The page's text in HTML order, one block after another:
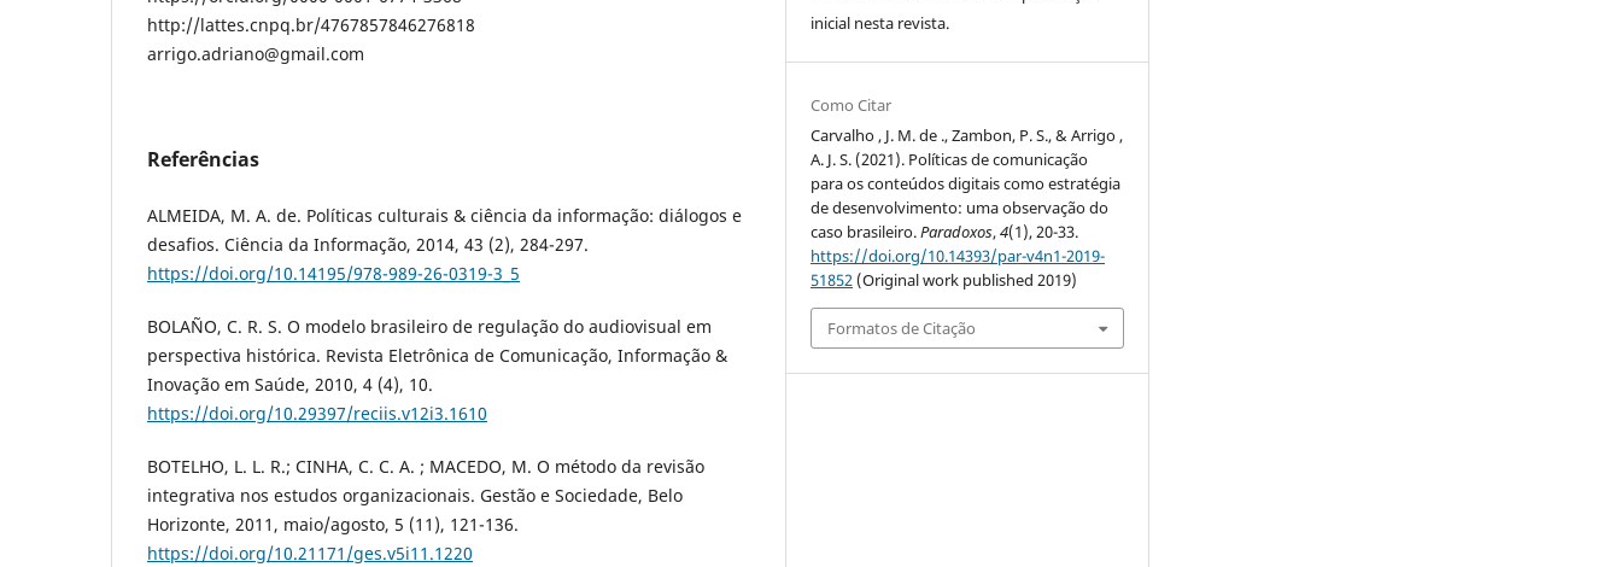
http://lattes.cnpq.br/4767857846276818
arrigo.adriano@gmail.com
Referências
ALMEIDA, M. A. de. Políticas culturais & ciência da informação: diálogos e
desafios. Ciência da Informação, 2014, 43 (2), 284-297.
https://doi.org/10.14195/978-989-26-0319-3_5
BOLAÑO, C. R. S. O modelo brasileiro de regulação do audiovisual em
perspectiva histórica. Revista Eletrônica de Comunicação, Informação &
Inovação em Saúde, 2010, 4 (4), 10.
https://doi.org/10.29397/reciis.v12i3.1610
BOTELHO, L. L. R.; CINHA, C. C. A. ; MACEDO, M. O método da revisão
integrativa nos estudos organizacionais. Gestão e Sociedade, Belo
Horizonte, 2011, maio/agosto, 5 (11), 121-136.
https://doi.org/10.21171/ges.v5i11.1220
inicial nesta revista.
Como Citar
Carvalho , J. M. de ., Zambon, P. S., & Arrigo ,
A. J. S. (2021). Políticas de comunicação
para os conteúdos digitais como estratégia
de desenvolvimento: uma observação do
caso brasileiro.Paradoxos,4(1), 20-33.
https://doi.org/10.14393/par-v4n1-2019-
51852 (Original work published 2019)
Formatos de Citação